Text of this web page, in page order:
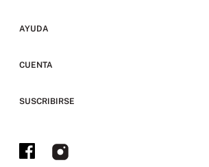
AYUDA
Preguntas frecuentes
Bases y condiciones
CUENTA
SUSCRIBIRSE
Ofertas en Tienda y Eventos